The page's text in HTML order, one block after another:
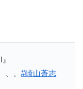
、、 #崎山蒼志